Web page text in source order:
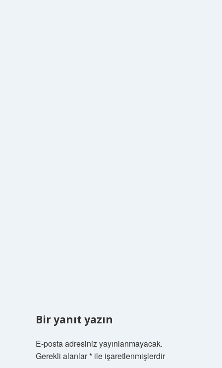
Bir yanıt yazın
E-posta adresiniz yayınlanmayacak.
Gerekli alanlar*ile işaretlenmişlerdir